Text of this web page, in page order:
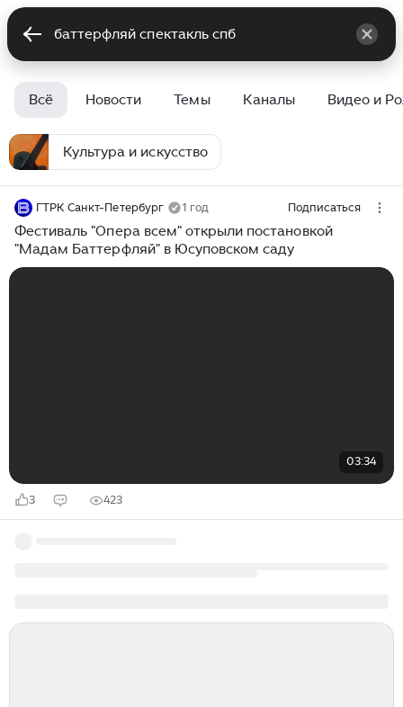
Всё Новости Темы Каналы Видео и
Культура и искусство
ГТРК Санкт-Петербург 1 год Подписаться
Фестиваль "Опера всем" открыли постановкой
"Мадам Баттерфляй" в Юсуповском саду
03:34
3 423